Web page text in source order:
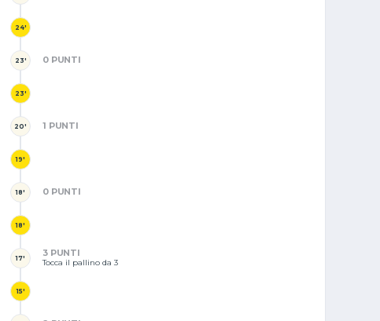
24'
23' 0 PUNTI
23'
20' 1 PUNTI
19'
18' 0 PUNTI
18'
17' 3 PUNTI
Tocca il pallino da 3
15'